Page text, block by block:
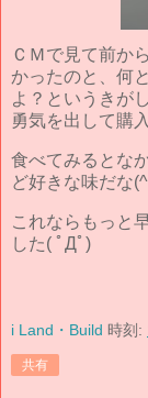
ＣＭで見て前か
かったのと、何
よ？というきが
勇気を出して購入
食べてみるとな
ど好きな味だな
これならもっと
した( ﾟДﾟ)
i Land・Build 時刻:
共有